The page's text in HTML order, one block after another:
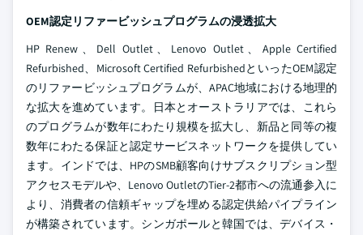
OEM認定リファービッシュプログラムの浸透拡大
HP Renew、Dell Outlet、Lenovo Outlet、Apple Certified
Refurbished、Microsoft Certified RefurbishedといったOEM認定
のリファービッシュプログラムが、APAC地域における地理的
な拡大を進めています。日本とオーストラリアでは、これら
のプログラムが数年にわたり規模を拡大し、新品と同等の複
数年にわたる保証と認定サービスネットワークを提供してい
ます。インドでは、HPのSMB顧客向けサブスクリプション型
アクセスモデルや、Lenovo OutletのTier-2都市への流通参入に
より、消費者の信頼ギャップを埋める認定供給パイプライン
が構築されています。シンガポールと韓国では、デバイス・